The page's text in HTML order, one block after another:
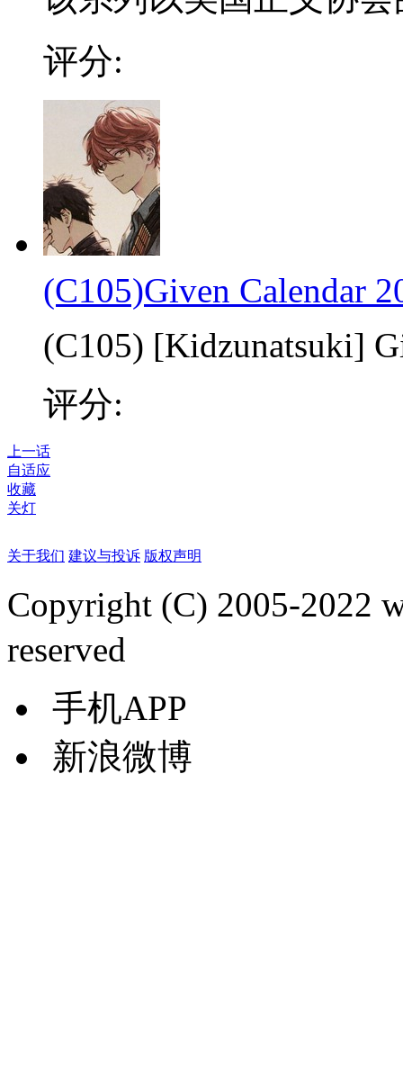
评分:
(C105)Given Calendar
(C105) [Kidzunatsuki]
评分:
上一话
自适应
收藏
关灯
关于我们 建议与投诉 版权声明
Copyright (C) 2005-2022
reserved
手机APP
新浪微博